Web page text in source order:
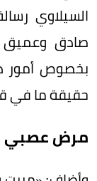
السيلاوي
صادق
بخصوص أمور
حقيقة ما في
مرض عصبي